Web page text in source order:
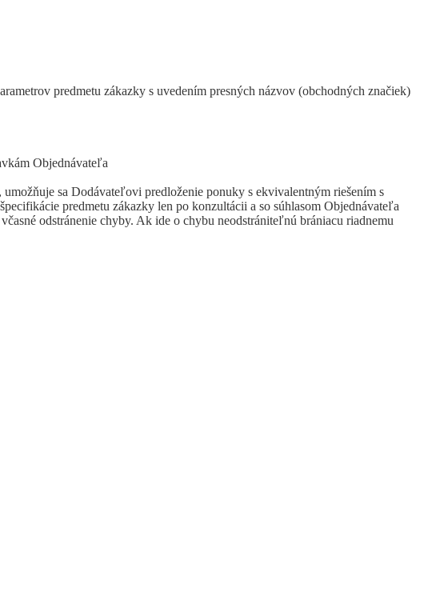
predmetu zákazky s uvedením presných názvov (obchodných značiek)
Objednávateľa
sa Dodávateľovi predloženie ponuky s ekvivalentným riešením s
predmetu zákazky len po konzultácii a so súhlasom Objednávateľa
odstránenie chyby. Ak ide o chybu neodstrániteľnú brániacu riadnemu